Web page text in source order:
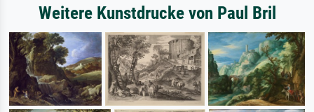
Weitere Kunstdrucke von Paul Bril